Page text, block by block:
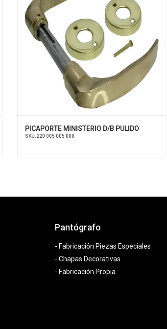
PICAPORTE MINISTERIO D/B PULIDO
SKU: 220 005 005 000
Pantógrafo
- Fabricación Piezas Especiales
- Chapas Decorativas
- Fabricación Propia